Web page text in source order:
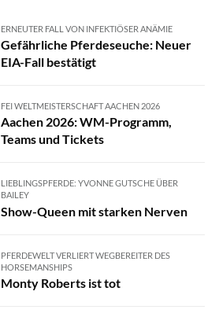
ERNEUTER FALL VON INFEKTIÖSER ANÄMIE
Gefährliche Pferdeseuche: Neuer
EIA-Fall bestätigt
FEI WELTMEISTERSCHAFT AACHEN 2026
Aachen 2026: WM-Programm,
Teams und Tickets
LIEBLINGSPFERDE: YVONNE GUTSCHE ÜBER
BAILEY
Show-Queen mit starken Nerven
PFERDEWELT VERLIERT WEGBEREITER DES
HORSEMANSHIPS
Monty Roberts ist tot